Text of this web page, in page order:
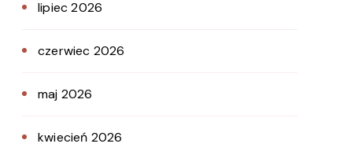
lipiec 2026
czerwiec 2026
maj 2026
kwiecień 2026